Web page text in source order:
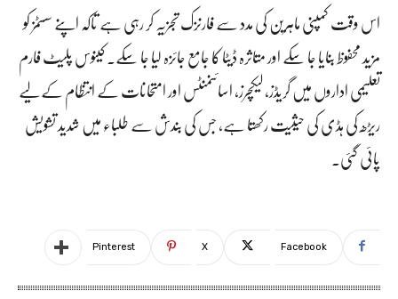
اس وقت کمپنی ماہرین کی مدد سے فارنزک تجزیہ کر رہی ہے تاکہ اپنے سسٹمز کو
مزید محفوظ بنایا جا سکے اور متاثرہ ڈیٹا کا جامع جائزہ لیا جا سکے۔ کینوس پلیٹ فارم
تعلیمی اداروں میں گریڈز، لیکچرز، اسائنمنٹس اور امتحانات کے انتظام کے لیے
ریڑھ کی ہڈی کی حیثیت رکھتا ہے، جس کی بندش سے طلباء میں شدید تشویش
پائی گئی۔
Facebook
X
Pinterest